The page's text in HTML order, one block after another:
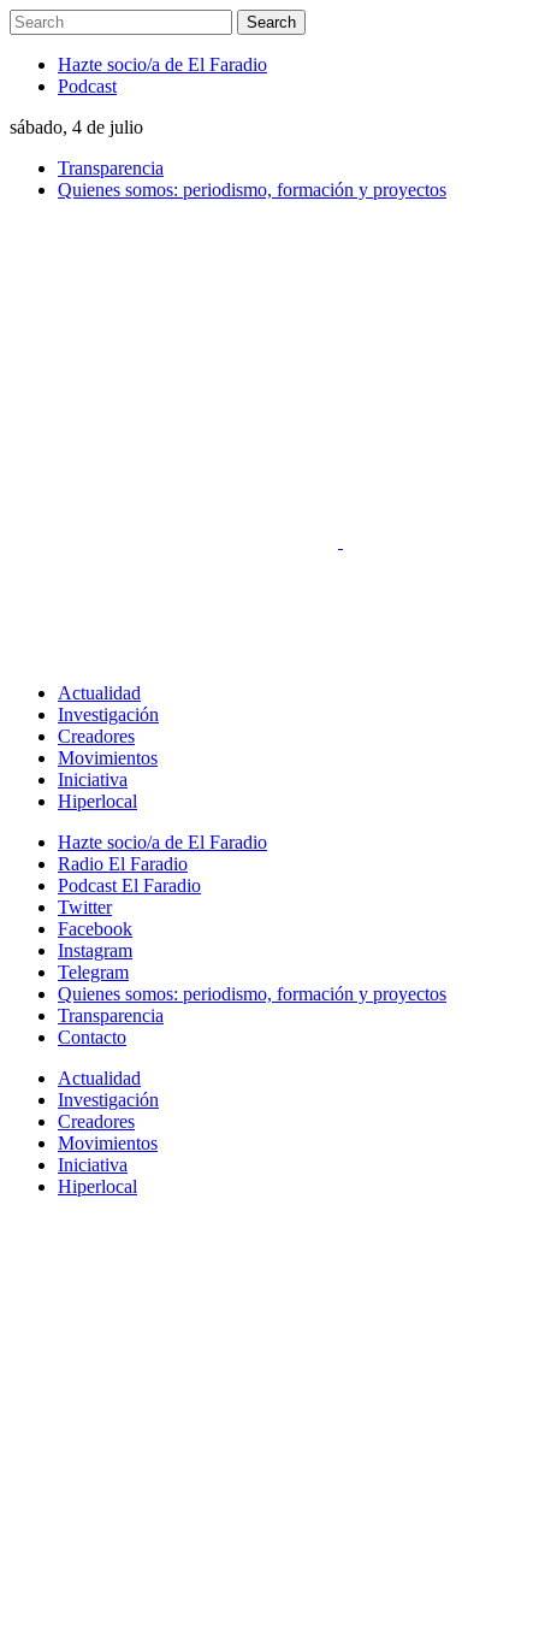
Hazte socio/a de El Faradio
Podcast
sábado, 4 de julio
Transparencia
Quienes somos: periodismo, formación y proyectos
Actualidad
Investigación
Creadores
Movimientos
Iniciativa
Hiperlocal
Hazte socio/a de El Faradio
Radio El Faradio
Podcast El Faradio
Twitter
Facebook
Instagram
Telegram
Quienes somos: periodismo, formación y proyectos
Transparencia
Contacto
Actualidad
Investigación
Creadores
Movimientos
Iniciativa
Hiperlocal